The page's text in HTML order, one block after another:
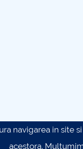
navigarea in
acestora.